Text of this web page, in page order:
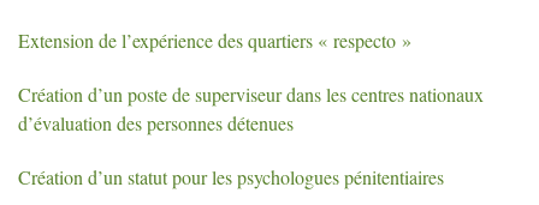
Extension de l’expérience des quartiers « respecto »
Création d’un poste de superviseur dans les centres nationaux
d’évaluation des personnes détenues
Création d’un statut pour les psychologues pénitentiaires